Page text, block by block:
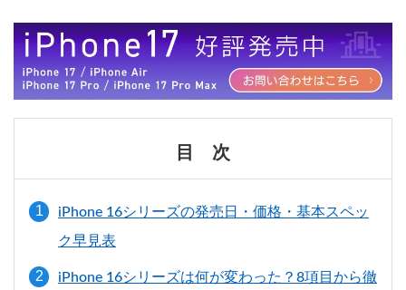
目 次
iPhone 16シリーズの発売日・価格・基本スペッ
ク早見表
iPhone 16シリーズは何が変わった？8項目から徹